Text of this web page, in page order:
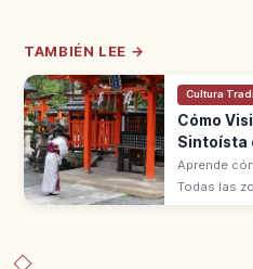
TAMBIÉN LEE →
Cultura
Cómo
Sintoísta
Normas
Aprende
Japón:
Todas las